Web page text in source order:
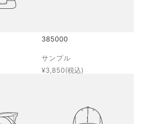
385000
サンプル
¥3,850(税込)